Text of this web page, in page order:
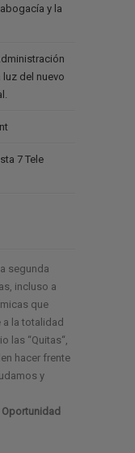
y la
luz del nuevo
7 Tele
segunda
incluso a
que
la totalidad
las “Quitas“,
hacer frente
y